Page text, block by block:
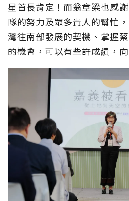
星首長肯定！而翁章梁也感
隊的努力及眾多貴人的幫忙
灣往南部發展的契機、掌握
的機會，可以有些許成績，向